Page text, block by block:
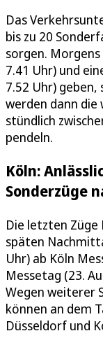
Das
bis zu 20
sorgen.
7.41 Uhr) und
7.52 Uhr) geben,
werden dann die
stündlich
pendeln.
Köln:
Sonderzüge
Die letzten
späten
Uhr) ab Köln
Messetag (23.
Wegen weiterer
können an dem
Düsseldorf und